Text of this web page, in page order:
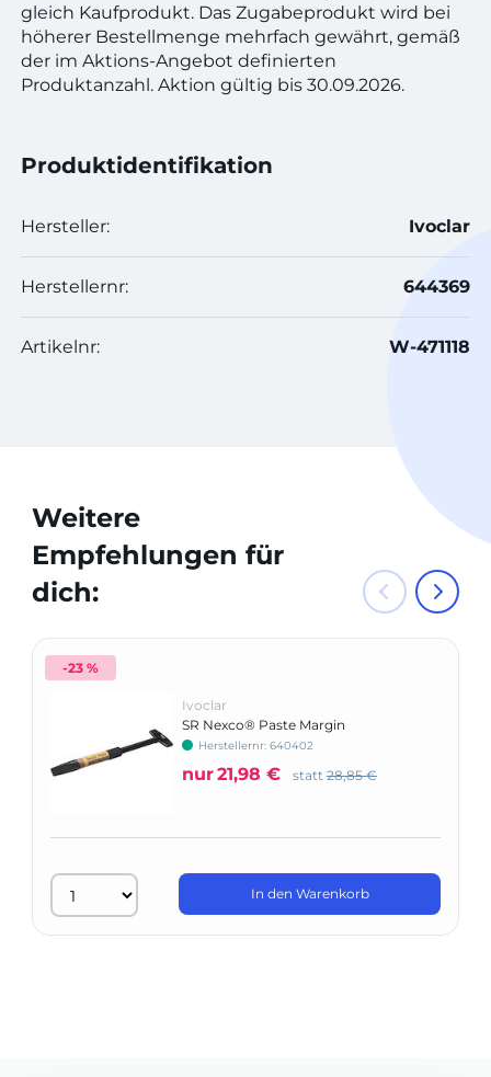
gleich Kaufprodukt. Das Zugabeprodukt wird bei
höherer Bestellmenge mehrfach gewährt, gemäß
der im Aktions-Angebot definierten
Produktanzahl. Aktion gültig bis 30.09.2026.
Produktidentifikation
Hersteller: Ivoclar
Herstellernr: 644369
Artikelnr: W-471118
Weitere
Empfehlungen für
dich:
-23 %
Ivoclar
SR Nexco® Paste Margin
Herstellernr: 640402
nur21,98 € statt 28,85 €
In den Warenkorb